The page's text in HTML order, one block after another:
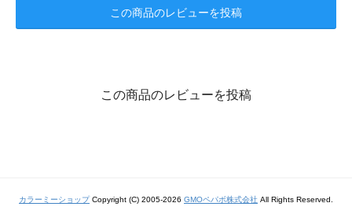
この商品のレビューを投稿
この商品のレビューを投稿
カラーミーショップCopyright (C) 2005-2026 GMOペパボ株式会社 All Rights Reserved.